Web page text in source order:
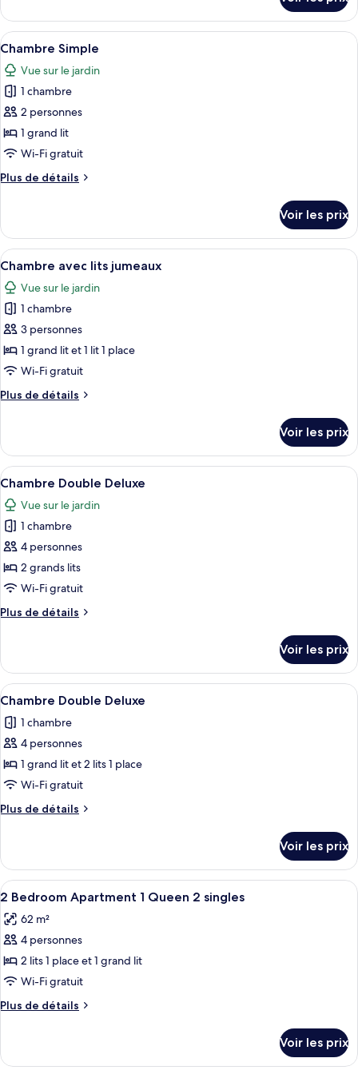
de
chambre :
Chambre
le
type
de
chambre
Chambre
Afficher
toutes
les
photos
pour
ce
type
chambre :
Une chambre à coucher avec un lit,
4
Chambre Simple
Vue sur le jardin
1 chambre
2 personnes
1 grand lit
Wi-Fi gratuit
Plus de détails
Plus
le
type
de
chambre
Chambre
Simple
Voir les prix
Afficher
toutes
les
photos
pour
ce
type
chambre :
lits
jumeaux
Une chambre avec un lit, un petit
5
Chambre avec lits jumeaux
Vue sur le jardin
1 chambre
3 personnes
1 grand lit et 1 lit 1 place
Wi-Fi gratuit
Plus de détails
Plus
le
type
de
chambre
Chambre
avec
lits
jumeaux
Voir les prix
Afficher
toutes
les
photos
pour
ce
type
chambre :
Deluxe
Une chambre avec deux lits, une
1
Chambre Double Deluxe
Vue sur le jardin
1 chambre
4 personnes
2 grands lits
Wi-Fi gratuit
Plus de détails
Plus
le
type
de
Chambre
Double
Voir les prix
Afficher
toutes
les
photos
pour
ce
type
de
Chambre
Double
Deluxe
Une chambre d’hôtel avec un
1
Chambre Double Deluxe
1 chambre
4 personnes
1 grand lit et 2 lits 1 place
Wi-Fi gratuit
Plus de détails
Plus
le
type
de
Chambre
Double
Voir les prix
Afficher
toutes
les
photos
pour
ce
type
de
2
Surmatelas, coffres-forts dans les
3
2 Bedroom Apartment 1 Queen 2 singles
62 m²
4 personnes
2 lits 1 place et 1 grand lit
Wi-Fi gratuit
Plus de détails
Plus
le
Voir les prix